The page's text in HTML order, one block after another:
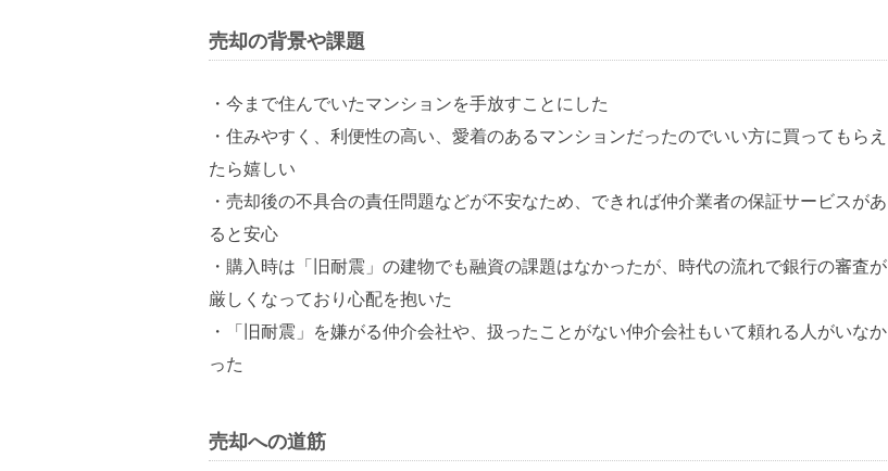
売却の背景や課題
・今まで住んでいたマンションを手放すことにした
・住みやすく、利便性の高い、愛着のあるマンションだったのでいい方に買ってもらえ
たら嬉しい
・売却後の不具合の責任問題などが不安なため、できれば仲介業者の保証サービスがあ
ると安心
・購入時は「旧耐震」の建物でも融資の課題はなかったが、時代の流れで銀行の審査が
厳しくなっており心配を抱いた
・「旧耐震」を嫌がる仲介会社や、扱ったことがない仲介会社もいて頼れる人がいなか
った
売却への道筋